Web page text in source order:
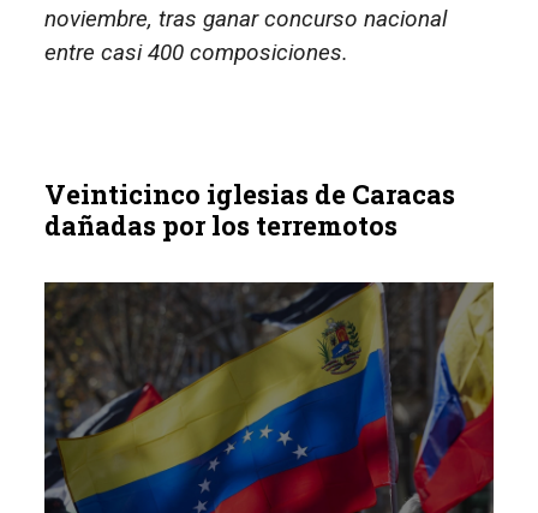
noviembre, tras ganar concurso nacional
entre casi 400 composiciones.
Veinticinco iglesias de Caracas
dañadas por los terremotos